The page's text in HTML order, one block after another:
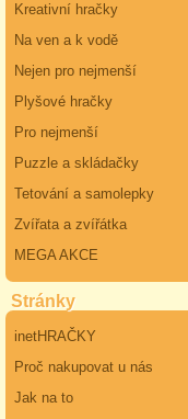
Kreativní hračky
Na ven a k vodě
Nejen pro nejmenší
Plyšové hračky
Pro nejmenší
Puzzle a skládačky
Tetování a samolepky
Zvířata a zvířátka
MEGA AKCE
Stránky
inetHRAČKY
Proč nakupovat u nás
Jak na to